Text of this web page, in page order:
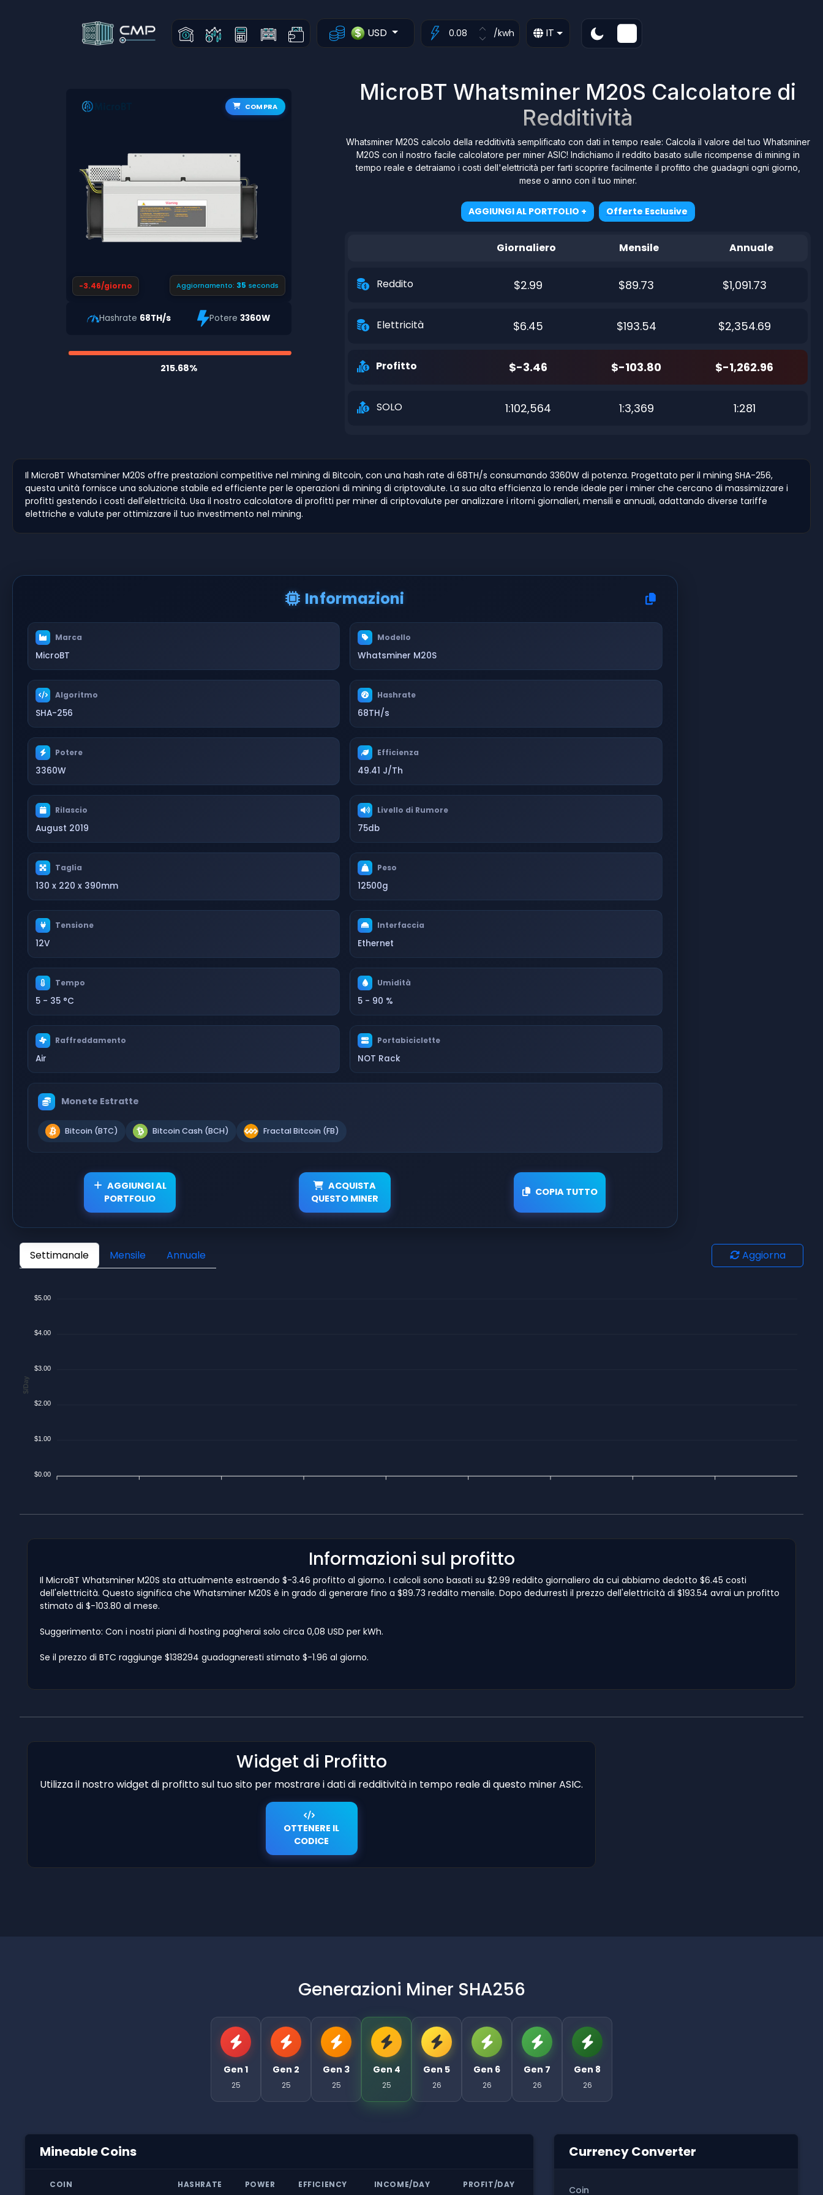
USD /kwh IT
COMPRA
-3.46/giorno Aggiornamento: 34 seconds
Hashrate 68TH/s Potere3360W
215.68%
MicroBT Whatsminer M20S Calcolatore di
Redditività
Whatsminer M20S calcolo della redditività semplificato con dati in tempo reale: Calcola il valore del tuo Whatsminer
M20S con il nostro facile calcolatore per miner ASIC! Indichiamo il reddito basato sulle ricompense di mining in
tempo reale e detraiamo i costi dell'elettricità per farti scoprire facilmente il profitto che guadagni ogni giorno,
mese o anno con il tuo miner.
AGGIUNGI AL PORTFOLIO + Offerte Esclusive
Giornaliero Mensile Annuale
Reddito $2.99 $89.73 $1,091.73
Elettricità $6.45 $193.54 $2,354.69
Profitto $-3.46 $-103.80 $-1,262.96
SOLO 1:102,564 1:3,369 1:281
Il MicroBT Whatsminer M20S offre prestazioni competitive nel mining di Bitcoin, con una hash rate di 68TH/s consumando 3360W di potenza. Progettato per il mining SHA-256,
questa unità fornisce una soluzione stabile ed efficiente per le operazioni di mining di criptovalute. La sua alta efficienza lo rende ideale per i miner che cercano di massimizzare i
profitti gestendo i costi dell'elettricità. Usa il nostro calcolatore di profitti per miner di criptovalute per analizzare i ritorni giornalieri, mensili e annuali, adattando diverse tariffe
elettriche e valute per ottimizzare il tuo investimento nel mining.
Informazioni
Marca
MicroBT
Modello
Whatsminer M20S
Algoritmo
SHA-256
Hashrate
68TH/s
Potere
3360W
Efficienza
49.41 J/Th
Rilascio
August 2019
Livello di Rumore
75db
Taglia
130 x 220 x 390mm
Peso
12500g
Tensione
12V
Interfaccia
Ethernet
Tempo
5 - 35 °C
Umidità
5 - 90 %
Raffreddamento
Air
Portabiciclette
NOT Rack
Monete Estratte
Bitcoin (BTC) Bitcoin Cash (BCH) Fractal Bitcoin (FB)
AGGIUNGI AL
PORTFOLIO
ACQUISTA
QUESTO MINER
COPIA TUTTO
Settimanale Mensile Annuale Aggiorna
$5.00
$4.00
$3.00
$2.00
$1.00
$0.00
$/Day
Informazioni sul profitto
Il MicroBT Whatsminer M20S sta attualmente estraendo $-3.46 profitto al giorno. I calcoli sono basati su $2.99 reddito giornaliero da cui abbiamo dedotto $6.45 costi
dell'elettricità. Questo significa che Whatsminer M20S è in grado di generare fino a $89.73 reddito mensile. Dopo dedurresti il prezzo dell'elettricità di $193.54 avrai un profitto
stimato di $-103.80 al mese.
Suggerimento: Con i nostri piani di hosting pagherai solo circa 0,08 USD per kWh.
Se il prezzo di BTC raggiunge $138294 guadagneresti stimato $-1.96 al giorno.
Widget di Profitto
Utilizza il nostro widget di profitto sul tuo sito per mostrare i dati di redditività in tempo reale di questo miner ASIC.
OTTENERE IL
CODICE
Generazioni Miner SHA256
Gen 1
25
Gen 2
25
Gen 3
25
Gen 4
25
Gen 5
26
Gen 6
26
Gen 7
26
Gen 8
26
Mineable Coins
COIN HASHRATE POWER EFFICIENCY INCOME/DAY PROFIT/DAY
Currency Converter
Coin